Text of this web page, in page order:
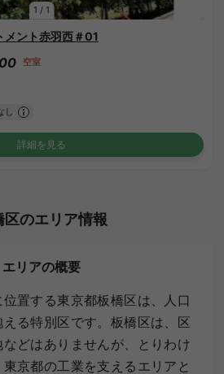
1 / 1
メント赤羽西＃01
空室
し
詳細を見る
区のエリア情報
エリアの概要
置する東京都板橋区は、人口
る特別区です。板橋区は、区
どはありませんが、とりわけ
京都の工業を支えるエリアと